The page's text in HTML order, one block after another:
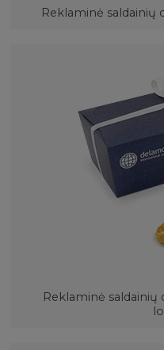
Reklaminė saldainių
Reklaminė saldainių